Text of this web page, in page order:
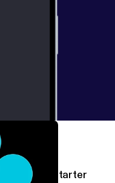
& Kickstarter